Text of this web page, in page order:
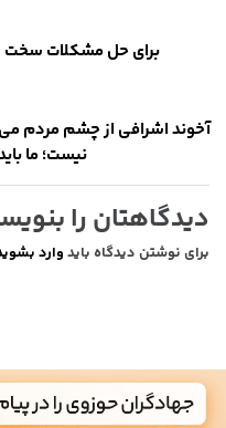
برای حل مشکلات سخت
آخوند اشرافی از چشم مردم
نیست؛ ما
دیدگاهتان را
برای نوشتن دیدگاه بایدوارد